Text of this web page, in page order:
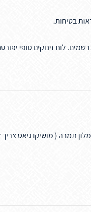
בטיחות.
יפורסם 48 שעות לכל הפחות לפני
תמרה ( מושיקו גיאט